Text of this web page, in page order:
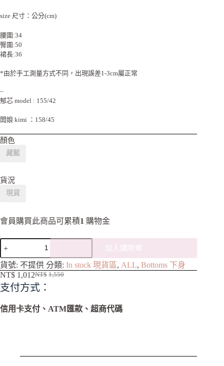
size 尺寸：公分(cm)
腰圍:34
臀圍:50
裙長:36
*由於手工測量方式不同，出現誤差1-3cm屬正常
–
郁芯 model : 155/42
闆娘 kimi ：158/45
顏色
藏藍
貨況
現貨
會員購買此商品可累積1 購物金
加入購物車
A
l
e
n
貨號: 不提供 分類: In stock 現貨區, ALL, Bottoms 下身
NT$ 1,550
NT$ 1,012
支付方式：
信用卡支付、ATM匯款、超商代碼